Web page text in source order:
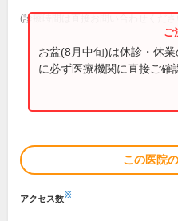
(診療時間は直接お問い合わせくださ
お盆(8月中旬)は休診・休
に必ず医療機関に直接ご確
この医院
アクセス数※